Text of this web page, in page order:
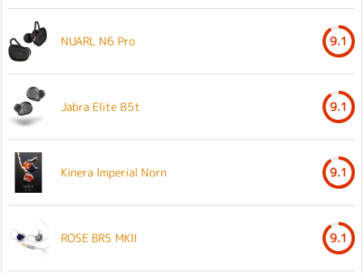
NUARL N6 Pro 9.1
Jabra Elite 85t 9.1
Kinera Imperial Norn 9.1
ROSE BR5 MKII 9.1